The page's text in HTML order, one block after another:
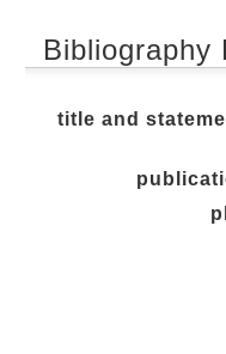
Bibliography
title and